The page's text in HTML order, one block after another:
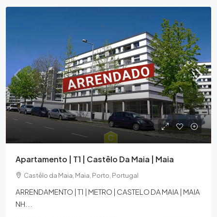
Apartamento | T1 | Castêlo Da Maia | Maia
Castêlo da Maia, Maia, Porto, Portugal
ARRENDAMENTO | T1 | METRO | CASTELO DA MAIA | MAIA
NH...